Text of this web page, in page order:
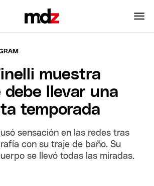
muestra
debe llevar una
temporada
sensación en las redes tras
con su traje de baño. Su
se llevó todas las miradas.